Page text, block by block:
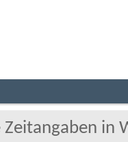
Zeitangaben in